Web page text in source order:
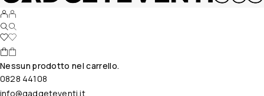
Nessun prodotto nel carrello.
0828 44108
info@gadgeteventi.it